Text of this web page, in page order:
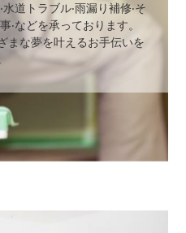
道トラブル‧⾬漏り補修‧そ
‧などを承っております。
まな夢を叶えるお⼿伝いを